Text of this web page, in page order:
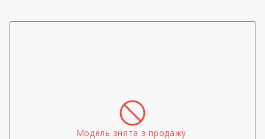
Модель знята з продажу